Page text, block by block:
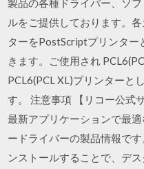
ルをご提供しております。
ターをPostScriptプリンター
きます。ご使用され
PCL6(PCL XL)プリンターと
す。 注意事項 【リコー公式
最新アプリケーションで最
ードライバーの製品情報で
ンストールすることで、デ